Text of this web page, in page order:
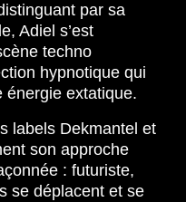
par sa
Adiel s’est
techno
hypnotique qui
énergie extatique.
labels Dekmantel et
son approche
: futuriste,
se déplacent et se